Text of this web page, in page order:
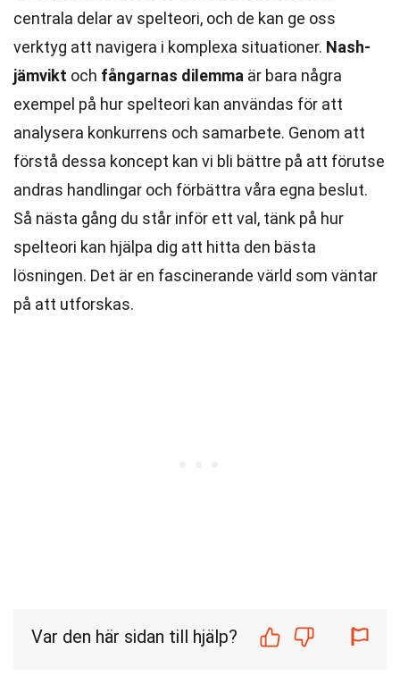
centrala delar av spelteori, och de kan ge oss
verktyg att navigera i komplexa situationer. Nash-
jämvikt och fångarnas dilemma är bara några
exempel på hur spelteori kan användas för att
analysera konkurrens och samarbete. Genom att
förstå dessa koncept kan vi bli bättre på att förutse
andras handlingar och förbättra våra egna beslut.
Så nästa gång du står inför ett val, tänk på hur
spelteori kan hjälpa dig att hitta den bästa
lösningen. Det är en fascinerande värld som väntar
på att utforskas.
Var den här sidan till hjälp?